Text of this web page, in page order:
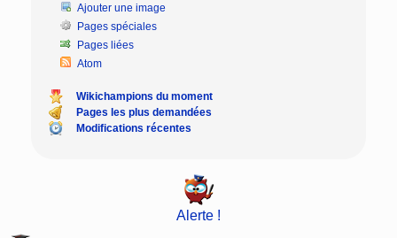
Ajouter une image
Pages spéciales
Pages liées
Atom
Wikichampions du moment
Pages les plus demandées
Modifications récentes
Alerte !